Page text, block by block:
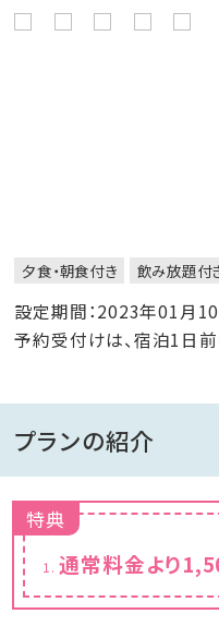
夕食・朝食付き 飲み放題付
設定期間：2023年01月
予約受付けは、宿泊1日
プランの紹介
特典
通常料金より
カレンダーは割引
す。